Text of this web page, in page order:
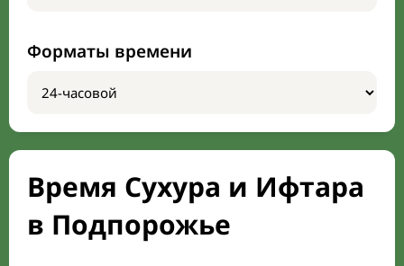
Форматы времени
Время Сухура и Ифтара
в Подпорожье